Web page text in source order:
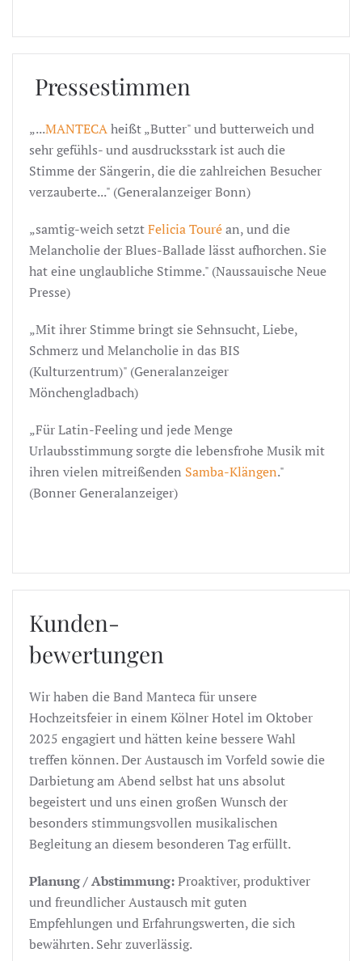
Pressestimmen
„...MANTECAheißt „Butter" und butterweich und
sehr gefühls- und ausdrucksstark ist auch die
Stimme der Sängerin, die die zahlreichen Besucher
verzauberte..." (Generalanzeiger Bonn)
„samtig-weich setztFelicia Touréan, und die
Melancholie der Blues-Ballade lässt aufhorchen. Sie
hat eine unglaubliche Stimme." (Naussauische Neue
Presse)
„Mit ihrer Stimme bringt sie Sehnsucht, Liebe,
Schmerz und Melancholie in das BIS
(Kulturzentrum)" (Generalanzeiger
Mönchengladbach)
„Für Latin-Feeling und jede Menge
Urlaubsstimmung sorgte die lebensfrohe Musik mit
ihren vielen mitreißenden Samba-Klängen."
(Bonner Generalanzeiger)
Kunden-
bewertungen
Wir haben die Band Manteca für unsere
Hochzeitsfeier in einem Kölner Hotel im Oktober
2025 engagiert und hätten keine bessere Wahl
treffen können. Der Austausch im Vorfeld sowie die
Darbietung am Abend selbst hat uns absolut
begeistert und uns einen großen Wunsch der
besonders stimmungsvollen musikalischen
Begleitung an diesem besonderen Tag erfüllt.
Planung / Abstimmung:Proaktiver, produktiver
und freundlicher Austausch mit guten
Empfehlungen und Erfahrungswerten, die sich
bewährten. Sehr zuverlässig.